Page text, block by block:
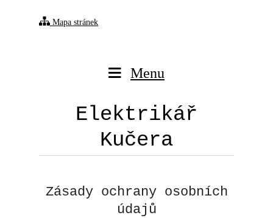
Mapa stránek
Menu
Elektrikář
Kučera
Zásady ochrany osobních
údajů